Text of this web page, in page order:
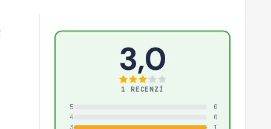
3,0
1 RECENZÍ
5
0
4
0
3
1